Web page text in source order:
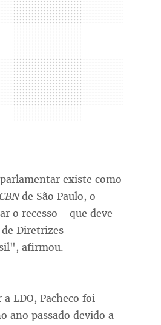
existe como
de São Paulo, o
o recesso - que deve
Diretrizes
afirmou.
LDO, Pacheco foi
ano passado devido a